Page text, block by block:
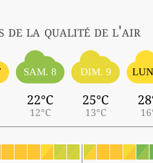
de la qualité de l'air
SAM. 8
22°C
12°C
DIM. 9
25°C
13°C